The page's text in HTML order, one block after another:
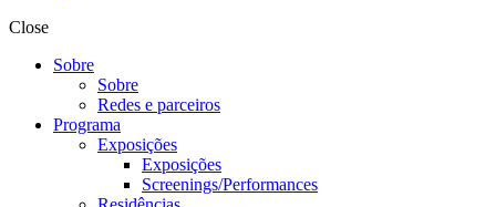
Close
Sobre
Sobre
Redes e parceiros
Programa
Exposições
Exposições
Screenings/Performances